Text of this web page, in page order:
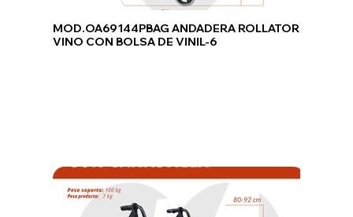
MOD.OA69144PBAG ANDADERA ROLLATOR
VINO CON BOLSA DE VINIL-6